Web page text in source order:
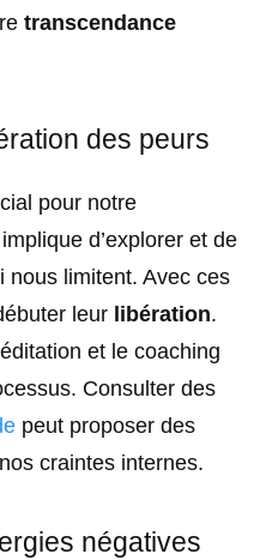
transcendance
des peurs
pour notre
d’explorer et de
nous limitent. Avec ces
leur libération.
et le coaching
Consulter des
peut proposer des
craintes internes.
négatives